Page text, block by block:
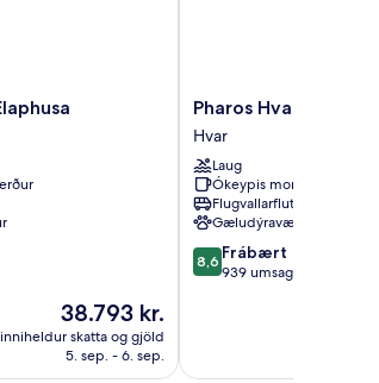
Verðið
38.793 kr.
38.793 kr.
inniheldur skatta og gjöld
5. sep. - 6. sep.
Pharos
Hvar
Bayhill
Hotel
Hvar
Pharos Hvar Bayhill
Hvar
Laug
Ókeypis morgunverður
Flugvallarflutningur
Gæludýravænt
8.6
af
8,6 Frábært
939 umsagnir